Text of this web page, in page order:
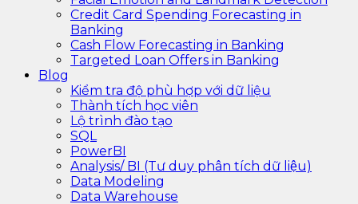
Credit Card Spending Forecasting in
Banking
Cash Flow Forecasting in Banking
Targeted Loan Offers in Banking
Blog
Kiểm tra độ phù hợp với dữ liệu
Thành tích học viên
Lộ trình đào tạo
SQL
PowerBI
Analysis/ BI (Tư duy phân tích dữ liệu)
Data Modeling
Data Warehouse